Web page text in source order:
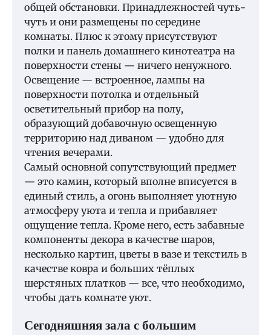
общей обстановки. Принадлежностей чуть-
чуть и они размещены по середине
комнаты. Плюс к этому присутствуют
полки и панель домашнего кинотеатра на
поверхности стены — ничего ненужного.
Освещение — встроенное, лампы на
поверхности потолка и отдельный
осветительный прибор на полу,
образующий добавочную освещенную
территорию над диваном — удобно для
чтения вечерами.
Самый основной сопутствующий предмет
— это камин, который вполне вписуется в
единый стиль, а огонь выполняет уютную
атмосферу уюта и тепла и прибавляет
ощущение тепла. Кроме него, есть забавные
компоненты декора в качестве шаров,
несколько картин, цветы в вазе и текстиль в
качестве ковра и больших тёплых
шерстяных платков — все, что необходимо,
чтобы дать комнате уют.
Сегодняшняя зала с большим